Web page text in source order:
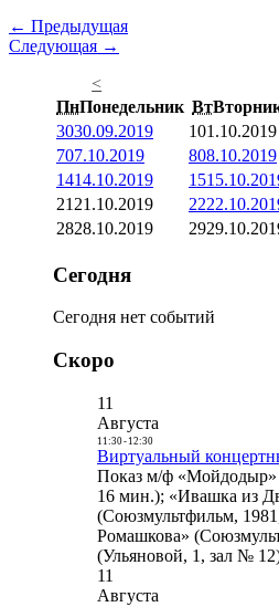
← Предыдущая
Следующая →
<
ПнПонедельник Вт
3030.09.2019 101.10.2019
707.10.2019 808.10.2019
1414.10.2019 15
21 21.10.2019 22
2828.10.2019 29
Сегодня
Сегодня нет событий
Скоро
11
Августа
11:30- 12:30
Виртуальный
Показ м/ф «Мойдодыр»
16 мин.); «Ивашка из
(Союзмультфильм,
Ромашкова»
(Ульяновой, 1, зал №
11
Августа